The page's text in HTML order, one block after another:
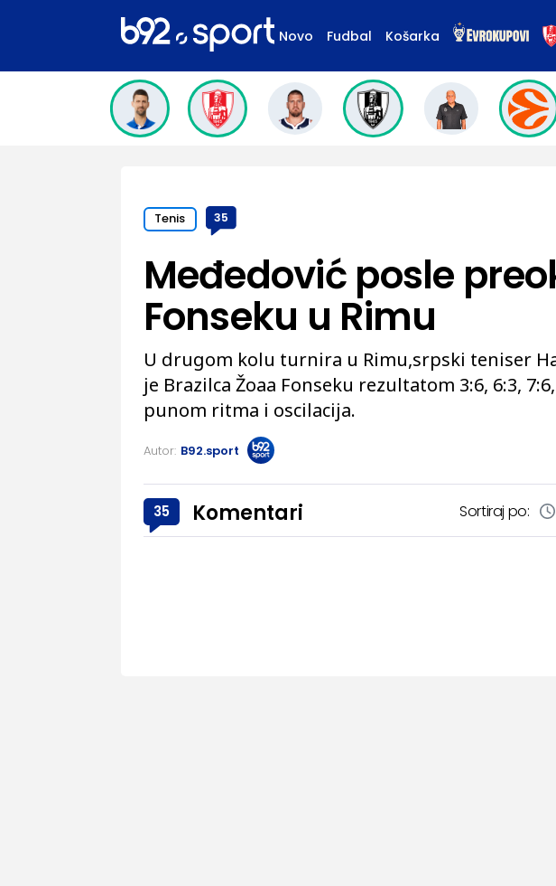
Novo Fudbal Košarka
Tenis 35
Međedović posle
Fonseku u Rimu
U drugom kolu turnira u Rimu,srpski teniser
je Brazilca Žoaa Fonseku rezultatom 3:6, 6:3,
punom ritma i oscilacija.
Autor: B92.sport
35 Komentari Sortiraj po: